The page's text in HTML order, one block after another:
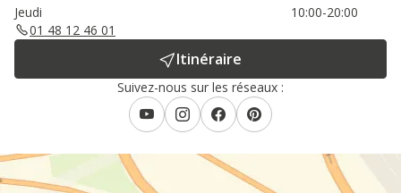
Jeudi
10:00-20:00
01 48 12 46 01
Itinéraire
Suivez-nous sur les réseaux :